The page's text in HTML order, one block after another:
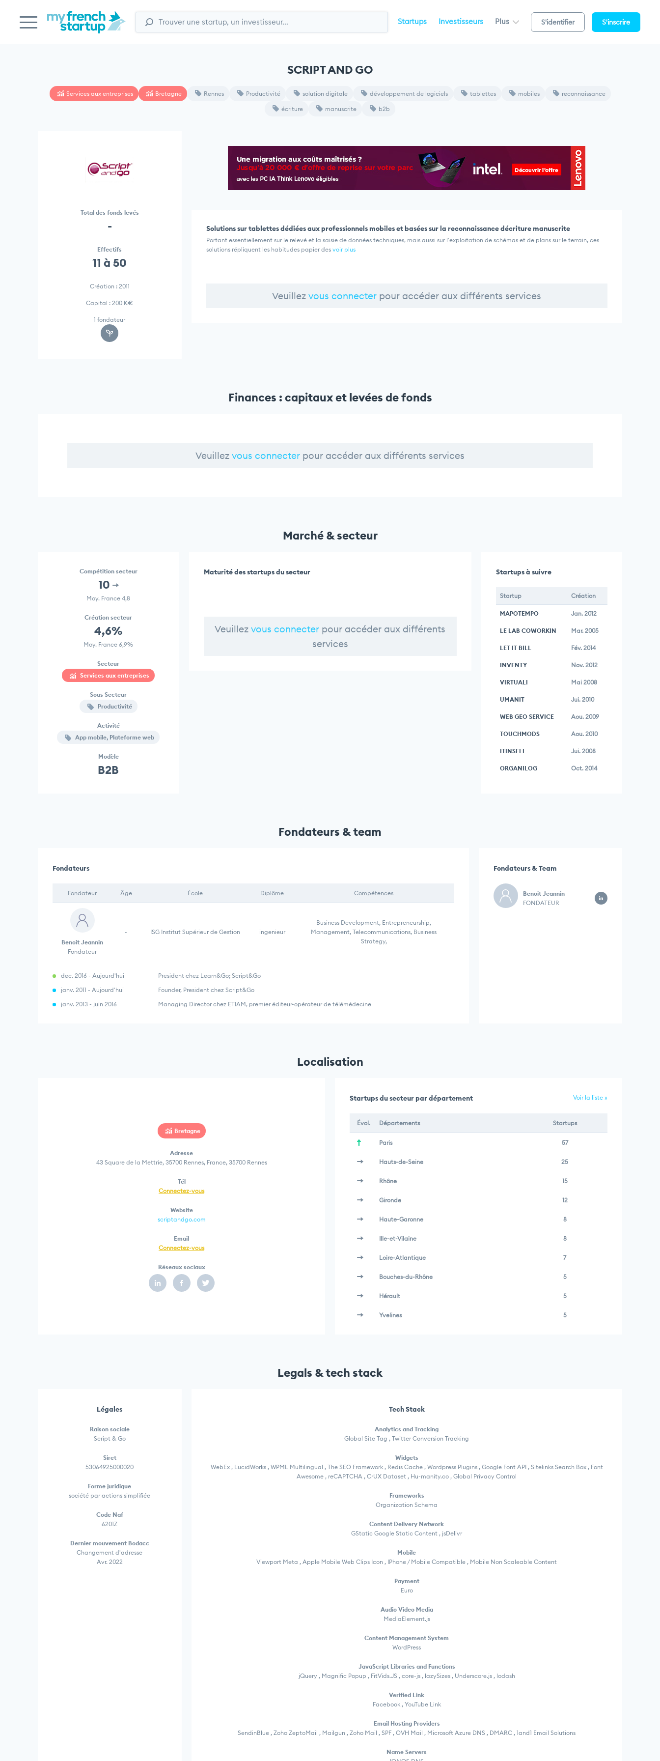
Startups Investisseurs Plus S'identifier S'inscrire
SCRIPT AND GO
Services aux entreprises Bretagne Rennes Productivité solution digitale développement de logiciels tablettes mobiles reconnaissance
écriture manuscrite b2b
Total des fonds levés
-
Effectifs
11 à 50
Création : 2011
Capital : 200 K€
1 fondateur
Solutions sur tablettes dédiées aux professionnels mobiles et basées sur la reconnaissance décriture manuscrite
Portant essentiellement sur le relevé et la saisie de données techniques, mais aussi sur l'exploitation de schémas et de plans sur le terrain, ces
solutions répliquent les habitudes papier des voir plus
Veuillezvous connecter pour accéder aux différents services
Finances : capitaux et levées de fonds
Veuillez vous connecter pour accéder aux différents services
Marché & secteur
Compétition secteur
10
Moy. France 4,8
Création secteur
4,6%
Moy. France 6,9%
Secteur
Services aux entreprises
Sous Secteur
Productivité
Activité
App mobile, Plateforme web
Modèle
B2B
Maturité des startups du secteur
Veuillez vous connecter pour accéder aux différents
services
Startups à suivre
Startup Création
MAPOTEMPO Jan. 2012
LE LAB COWORKIN Mar. 2005
LET IT BILL Fév. 2014
INVENTY Nov. 2012
VIRTUALI Mai 2008
UMANIT Jui. 2010
WEB GEO SERVICE Aou. 2009
TOUCHMODS Aou. 2010
ITINSELL Jui. 2008
ORGANILOG Oct. 2014
Fondateurs & team
Fondateurs
Fondateur Âge École Diplôme Compétences
Benoit Jeannin
Fondateur
- ISG Institut Supérieur de Gestion ingenieur
Business Development, Entrepreneurship,
Management, Telecommunications, Business
Strategy,
dec. 2016 - Aujourd'hui
President chez Learn&Go; Script&Go
janv. 2011 - Aujourd'hui
Founder, President chez Script&Go
janv. 2013 - juin 2016
Managing Director chez ETIAM, premier éditeur-opérateur de télémédecine
Fondateurs & Team
Benoit Jeannin
FONDATEUR
Localisation
Bretagne
Adresse
43 Square de la Mettrie, 35700 Rennes, France, 35700 Rennes
Tél
Connectez-vous
Website
scriptandgo.com
Email
Connectez-vous
Réseaux sociaux
Startups du secteur par département Voir la liste »
Évol. Départements Startups
Paris 57
Hauts-de-Seine 25
Rhône 15
Gironde 12
Haute-Garonne 8
Ille-et-Vilaine 8
Loire-Atlantique 7
Bouches-du-Rhône 5
Hérault 5
Yvelines 5
Legals & tech stack
Légales
Raison sociale
Script & Go
Siret
53064925000020
Forme juridique
société par actions simplifiée
Code Naf
6201Z
Dernier mouvement Bodacc
Changement d'adresse
Avr. 2022
Tech Stack
Analytics and Tracking
Global Site Tag , Twitter Conversion Tracking
Widgets
WebEx , LucidWorks , WPML Multilingual , The SEO Framework , Redis Cache , Wordpress Plugins , Google Font API , Sitelinks Search Box , Font
Awesome , reCAPTCHA , CrUX Dataset , Hu-manity.co , Global Privacy Control
Frameworks
Organization Schema
Content Delivery Network
GStatic Google Static Content , jsDelivr
Mobile
Viewport Meta , Apple Mobile Web Clips Icon , IPhone / Mobile Compatible , Mobile Non Scaleable Content
Payment
Euro
Audio Video Media
MediaElement.js
Content Management System
WordPress
JavaScript Libraries and Functions
jQuery , Magnific Popup , FitVids.JS , core-js , lazySizes , Underscore.js , lodash
Verified Link
Facebook , YouTube Link
Email Hosting Providers
SendinBlue , Zoho ZeptoMail , Mailgun , Zoho Mail , SPF , OVH Mail , Microsoft Azure DNS , DMARC , 1and1 Email Solutions
Name Servers